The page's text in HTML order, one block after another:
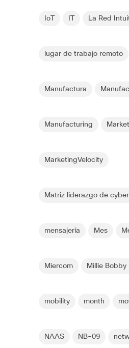
IoT La Red
lugar de trabajo remoto
Manufactura
Manufacturing
MarketingVelocity
Matriz liderazgo de
mensajería Mes
Miercom Millie Bobby
mobility month
NAAS NB-09